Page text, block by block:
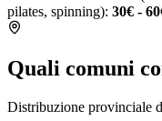
pilates, spinning): 30€ -
Quali comuni
Distribuzione provinciale